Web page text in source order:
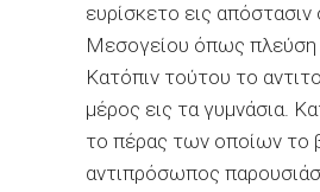
ευρίσκετο εις
Μεσογείου όπως πλεύση
Κατόπιν τούτου το
μέρος εις τα γυμνάσια.
το πέρας των οποίων το
αντιπρόσωπος